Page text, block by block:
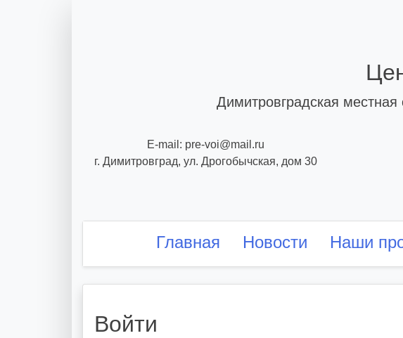
Димитровградская
E-mail: pre-voi@mail.ru
г. Димитровград, ул. Дрогобычская, дом 30
Главная Новости Наши
Войти